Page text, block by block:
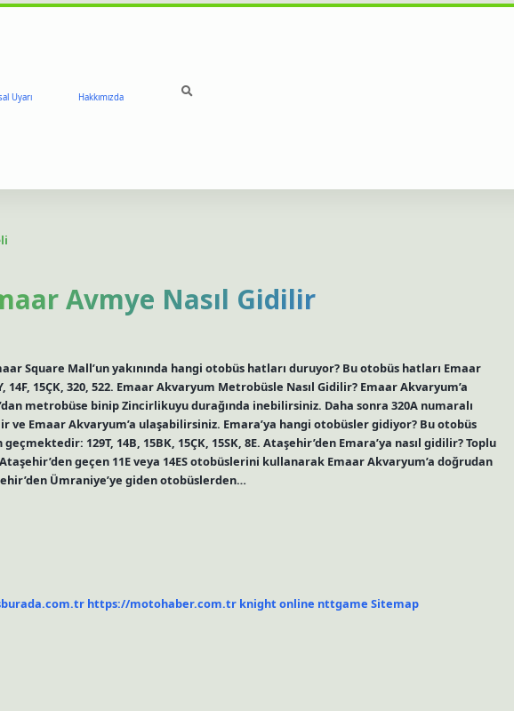
Uyarı Hakkımızda
Avmye Nasıl Gidilir
Square Mall’un yakınında hangi otobüs hatları duruyor? Bu otobüs hatları Emaar
14F, 15ÇK, 320, 522. Emaar Akvaryum Metrobüsle Nasıl Gidilir? Emaar Akvaryum’a
metrobüse binip Zincirlikuyu durağında inebilirsiniz. Daha sonra 320A numaralı
Emaar Akvaryum’a ulaşabilirsiniz. Emara’ya hangi otobüsler gidiyor? Bu otobüs
129T, 14B, 15BK, 15ÇK, 15SK, 8E. Ataşehir’den Emara’ya nasıl gidilir? Toplu
geçen 11E veya 14ES otobüslerini kullanarak Emaar Akvaryum’a doğrudan
Ümraniye’ye giden otobüslerden…
https://motohaber.com.tr knight online nttgame Sitemap